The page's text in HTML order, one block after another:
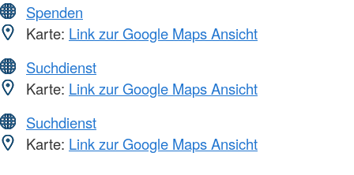
Spenden
Karte: Link zur Google Maps Ansicht
Suchdienst
Karte: Link zur Google Maps Ansicht
Suchdienst
Karte: Link zur Google Maps Ansicht